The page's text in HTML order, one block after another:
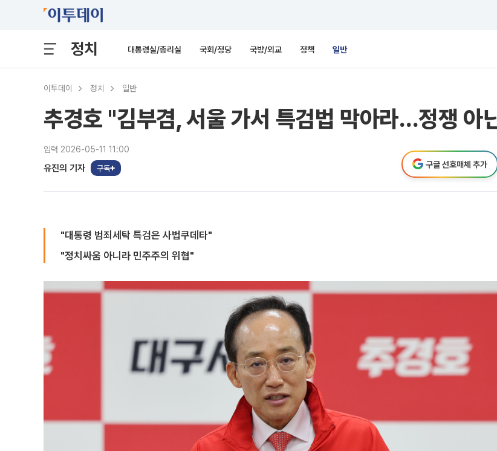
정치 대통령실/총리실 국회/정당 국방/외교 정책 일반
이투데이 정치 일반
추경호 "김부겸, 서울 가서 특검법 막아라…정쟁 아
입력 2026-05-11 11:00
유진의 기자 구독 구글 선호매체 추가
"대통령 범죄세탁 특검은 사법쿠데타"
"정치싸움 아니라 민주주의 위협"